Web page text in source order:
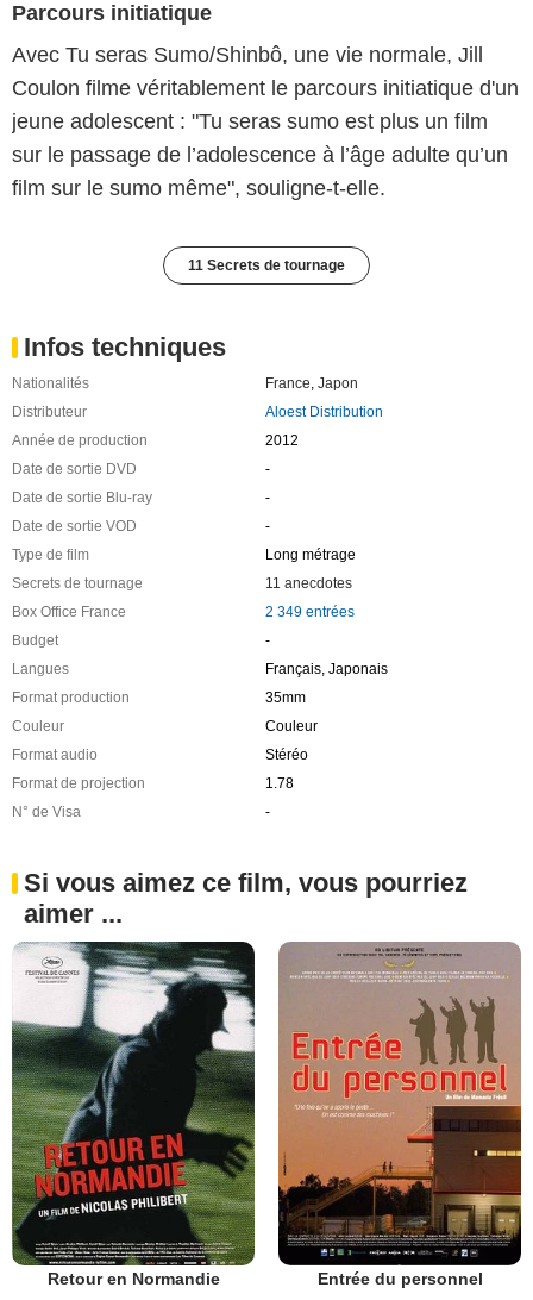
Parcours initiatique
Avec Tu seras Sumo/Shinbô, une vie normale, Jill
Coulon filme véritablement le parcours initiatique d'un
jeune adolescent : "Tu seras sumo est plus un film
sur le passage de l’adolescence à l’âge adulte qu’un
film sur le sumo même", souligne-t-elle.
11 Secrets de tournage
Infos techniques
Nationalités France, Japon
Distributeur
Aloest Distribution
Année de production
2012
Date de sortie DVD
-
Date de sortie Blu-ray
-
Date de sortie VOD
-
Type de film
Long métrage
Secrets de tournage
11 anecdotes
Box Office France
2 349 entrées
Budget
-
Langues
Français, Japonais
Format production
35mm
Couleur
Couleur
Format audio
Stéréo
Format de projection
1.78
N° de Visa
-
Si vous aimez ce film, vous pourriez
aimer ...
Retour en Normandie Entrée du personnel